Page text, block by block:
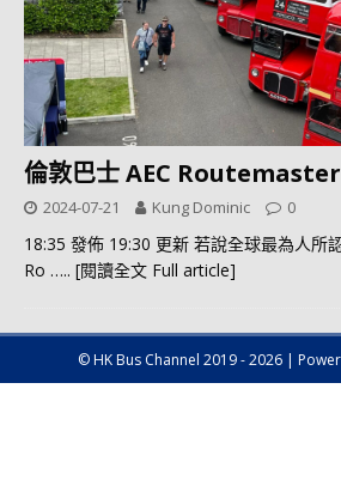
倫敦巴士 AEC
2024-07-21 Kung Dominic 0
18:35 發佈 19:30 更新 若說全球最為人所
Ro ….. [閱讀全文 Full article]
© HK Bus Channel 2019 - 2026 |